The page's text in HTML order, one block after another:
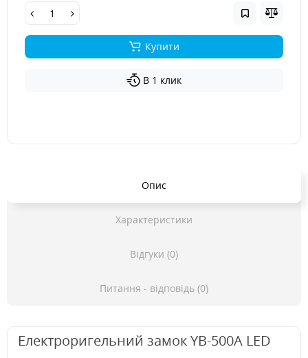
Купити
В 1 клик
Опис
Характеристики
Відгуки (0)
Питання - відповідь (0)
Електроригельний замок YB-500A LED